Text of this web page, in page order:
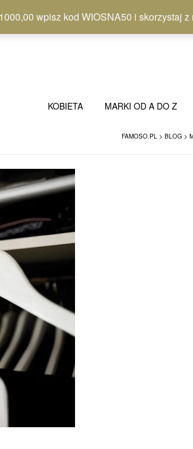
wpisz kod WIOSNA50 i skorzystaj z
KOBIETA MARKI OD A DO Z
FAMOSO.PL > BLOG >